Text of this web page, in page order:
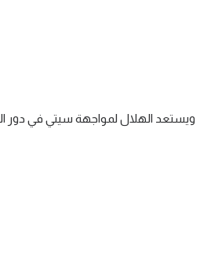
الكرة الأوروبية
ويستعد الهلال لمواجهة سيتي في دور الـ16 فخر الثلاثاء.